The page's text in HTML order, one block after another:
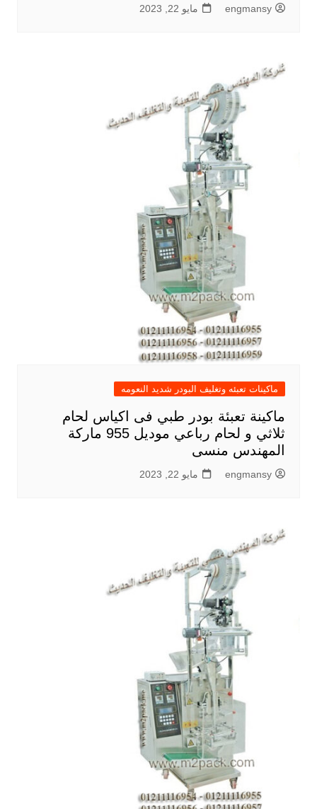
engmansy مايو 22, 2023
ماكينات تعبئه وتغليف البودر شديد النعومه
ماكينة تعبئة بودر طبي فى اكياس لحام
ثلاثي و لحام رباعي موديل 955 ماركة
المهندس منسى
engmansy مايو 22, 2023